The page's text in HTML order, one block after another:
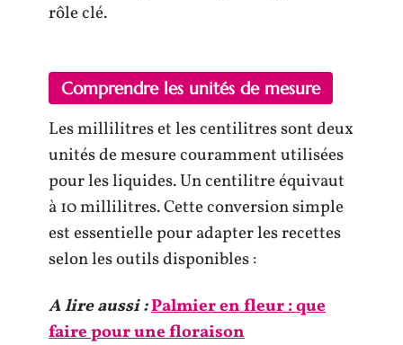
rôle clé.
Comprendre les unités de mesure
Les millilitres et les centilitres sont deux
unités de mesure couramment utilisées
pour les liquides. Un centilitre équivaut
à 10 millilitres. Cette conversion simple
est essentielle pour adapter les recettes
selon les outils disponibles :
A lire aussi :Palmier en fleur : que
faire pour une floraison